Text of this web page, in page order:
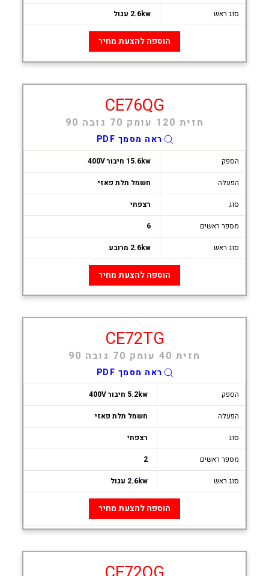
סוג ראש
2.6kw עגול
הוספה להצעת מחיר
CE76QG
חזית 120 עומק 70 גובה 90
ראה מסמך PDF
הספק
15.6kw חיבור 400V
הפעלה
חשמל תלת פאזי
סוג
רצפתי
מספר ראשים
6
סוג ראש
2.6kw מרובע
הוספה להצעת מחיר
CE72TG
חזית 40 עומק 70 גובה 90
ראה מסמך PDF
הספק
5.2kw חיבור 400V
הפעלה
חשמל תלת פאזי
סוג
רצפתי
מספר ראשים
2
סוג ראש
2.6kw עגול
הוספה להצעת מחיר